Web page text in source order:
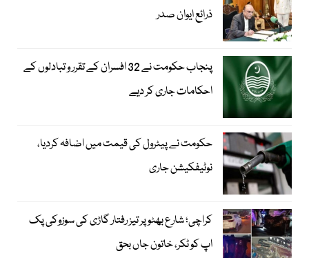
ذرائع ایوان صدر
پنجاب حکومت نے 32 افسران کے تقرر و تبادلوں کے
احکامات جاری کر دیے
حکومت نے پیٹرول کی قیمت میں اضافہ کردیا،
نوٹیفکیشن جاری
کراچی؛ شارع بھٹو پر تیز رفتار گاڑی کی سوزوکی پک
اپ کو ٹکر، خاتون جاں بحق